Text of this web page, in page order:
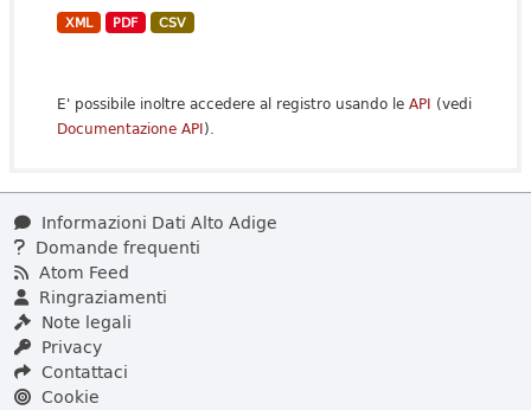
XML PDF CSV
E' possibile inoltre accedere al registro usando le API (vedi
Documentazione API).
Informazioni Dati Alto Adige
Domande frequenti
Atom Feed
Ringraziamenti
Note legali
Privacy
Contattaci
Cookie